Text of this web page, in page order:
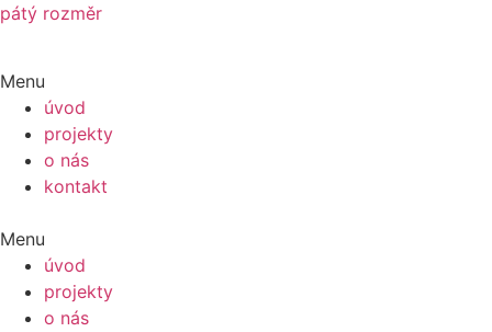
pátý rozměr
Menu
úvod
projekty
o nás
kontakt
Menu
úvod
projekty
o nás